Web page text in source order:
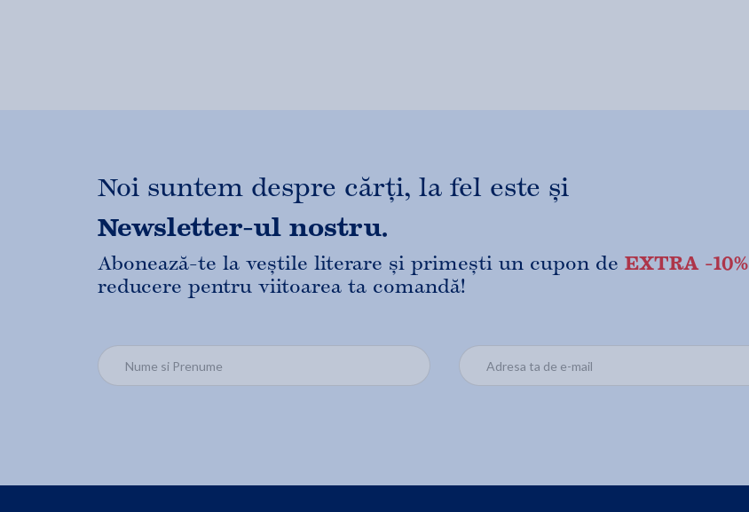
Noi suntem despre cărți, la fel este și
Newsletter-ul nostru.
Abonează-te la veștile literare și primești un cupon de EXTRA -10%
reducere pentru viitoarea ta comandă!